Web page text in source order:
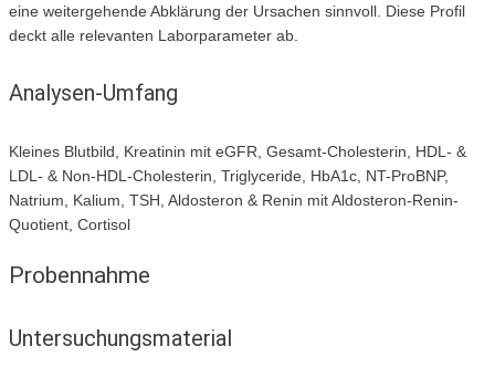
eine weitergehende Abklärung der Ursachen sinnvoll. Diese Profil
deckt alle relevanten Laborparameter ab.
Analysen-Umfang
Kleines Blutbild, Kreatinin mit eGFR, Gesamt-Cholesterin, HDL- &
LDL- & Non-HDL-Cholesterin, Triglyceride, HbA1c, NT-ProBNP,
Natrium, Kalium, TSH, Aldosteron & Renin mit Aldosteron-Renin-
Quotient, Cortisol
Probennahme
Untersuchungsmaterial